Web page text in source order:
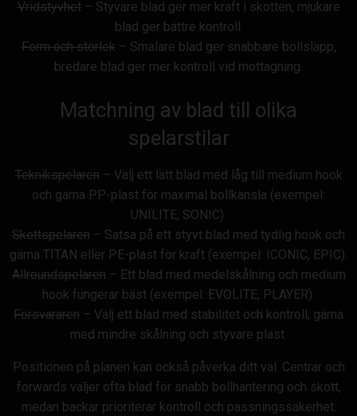
Vridstyvhet– Styvare blad ger mer kraft i skotten, mjukare
blad ger bättre kontroll.
Form och storlek – Smalare blad ger snabbare bollsläpp,
bredare blad ger mer kontroll vid mottagning.
Matchning av blad till olika
spelarstilar
Teknikspelaren – Välj ett lätt blad med låg till medium hook
och gärna PP-plast för maximal bollkänsla (exempel:
UNILITE, SONIC).
Skottspelaren – Satsa på ett styvt blad med tydlig hook och
gärna TITAN eller PE-plast för kraft (exempel: ICONIC, EPIC).
Allroundspelaren – Ett blad med medelskålning och medium
hook fungerar bäst (exempel: EVOLITE, PLAYER).
Försvararen – Välj ett blad med stabilitet och kontroll, gärna
med mindre skålning och styvare plast.
Positionen på planen kan också påverka ditt val. Centrar och
forwards väljer ofta blad för snabb bollhantering och skott,
medan backar prioriterar kontroll och passningssäkerhet.